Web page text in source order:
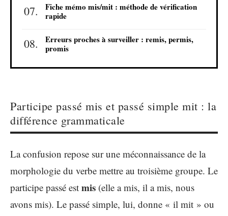
Fiche mémo mis/mit : méthode de vérification
rapide
Erreurs proches à surveiller : remis, permis,
promis
Participe passé mis et passé simple mit : la
différence grammaticale
La confusion repose sur une méconnaissance de la
morphologie du verbe mettre au troisième groupe. Le
participe passé est mis (elle a mis, il a mis, nous
avons mis). Le passé simple, lui, donne « il mit » ou